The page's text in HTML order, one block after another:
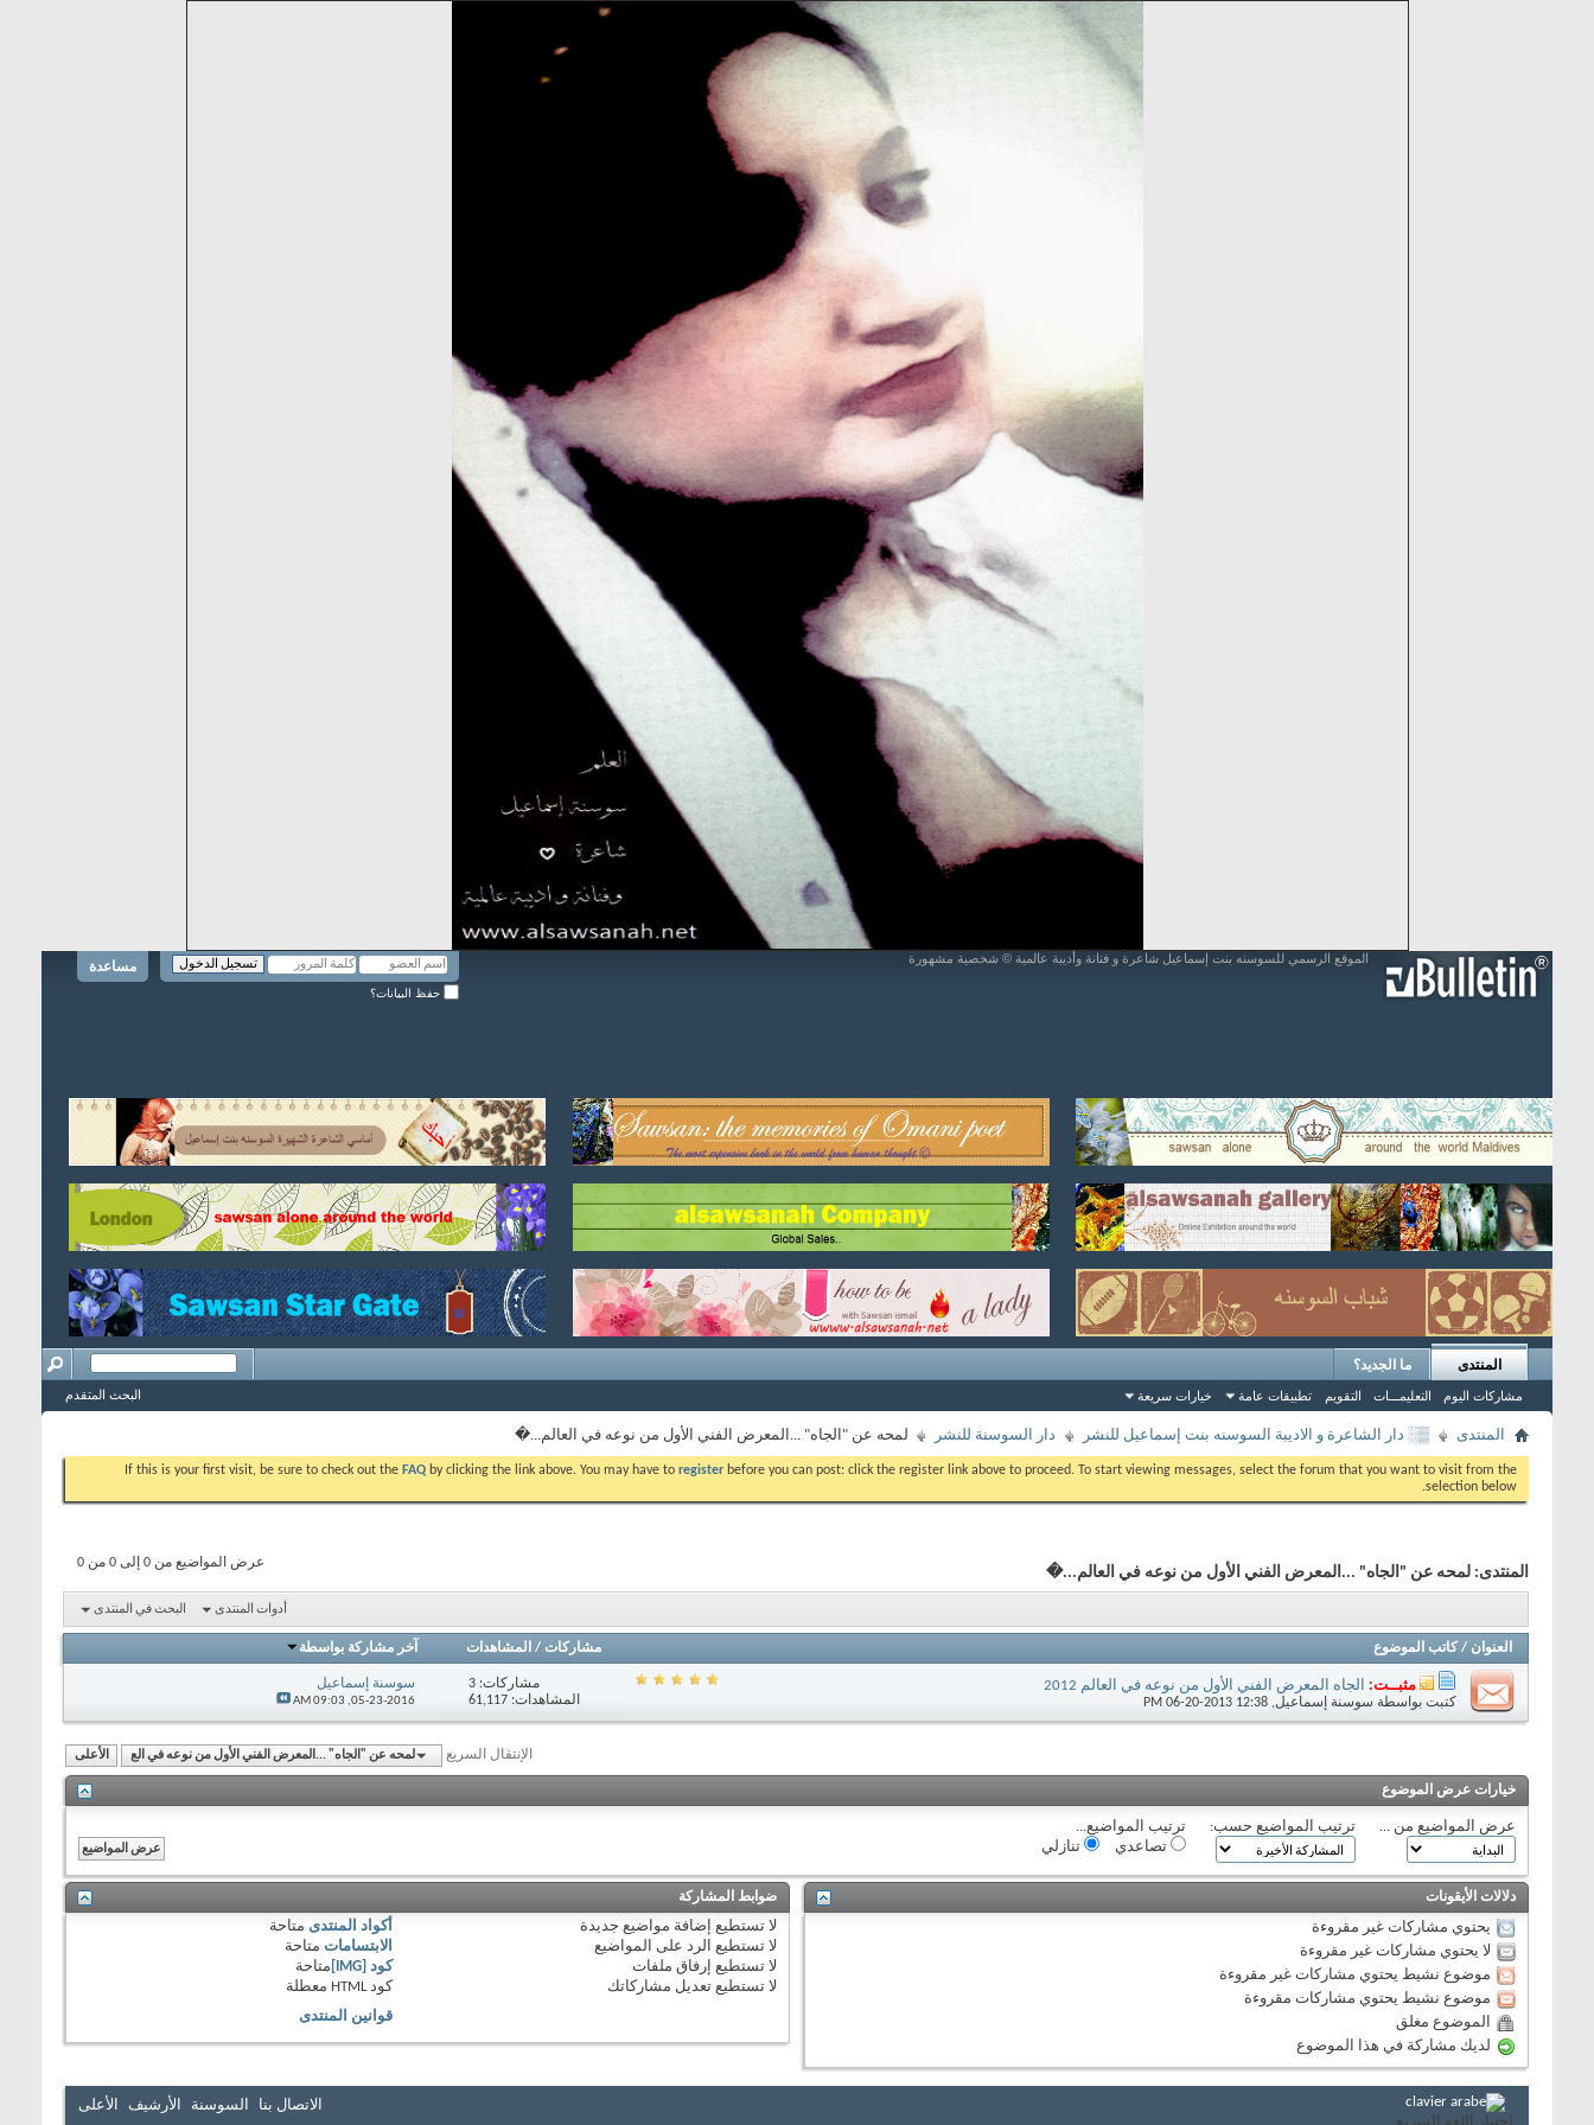
مساعدة
حفظ البيانات؟
الموقع الرسمي للسوسنه بنت إسماعيل شاعرة و فنانة وأديبة عالمية © شخصية مشهورة
المنتدى
مشاركات اليوم التعليمـــات التقويم تطبيقات عامة خيارات سريعة
ما الجديد؟
البحث المتقدم
المنتدى ▒░ دار الشاعرة و الاديبة السوسنه بنت إسماعيل للنشر دار السوسنة للنشر لمحه عن "الجاه" ...المعرض الفني الأول من نوعه في العالم...�
If this is your first visit, be sure to check out the FAQ by clicking the link above. You may have to register before you can post: click the register link above to proceed. To start viewing messages, select the forum that you want to visit from the
selection below.
عرض المواضيع من 0 إلى 0 من 0
المنتدى: لمحه عن "الجاه" ...المعرض الفني الأول من نوعه في العالم...�
أدوات المنتدى البحث في المنتدى
العنوان / كاتب الموضوع مشاركات / المشاهدات آخر مشاركة بواسطة
مثبــت: الجاه المعرض الفني الأول من نوعه في العالم 2012
كتبت بواسطة سوسنة إسماعيل‏, 06-20-2013 12:38 PM
مشاركات:3
المشاهدات: 61,117
سوسنة إسماعيل
05-23-2016,
09:03 AM
الإنتقال السريع لمحه عن "الجاه" ...المعرض الفني الأول من نوعه في الع الأعلى
خيارات عرض الموضوع
عرض المواضيع من ... ترتيب المواضيع حسب:
ترتيب المواضيع...
تصاعدي
تنازلي
دلالات الأيقونات
يحتوي مشاركات غير مقروءة
لا يحتوي مشاركات غير مقروءة
موضوع نشيط يحتوي مشاركات غير مقروءة
موضوع نشيط يحتوي مشاركات مقروءة
الموضوع مغلق
لديك مشاركة في هذا الموضوع
ضوابط المشاركة
لا تستطيع إضافة مواضيع جديدة
لا تستطيع الرد على المواضيع
لا تستطيع إرفاق ملفات
لا تستطيع تعديل مشاركاتك
أكواد المنتدى متاحة
الابتسامات متاحة
كود [IMG]
متاحة
كود HTML
معطلة
قوانين المنتدى
الاتصال بنا السوسنة الأرشيف الأعلى